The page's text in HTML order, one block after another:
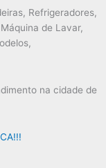
Refrigeradores,
de Lavar,
na cidade de